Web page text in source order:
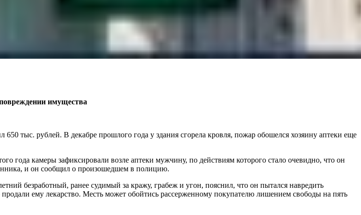
имущества
тыс. рублей. В декабре прошлого года у здания сгорела кровля, пожар обошелся хозяину аптеки еще
года камеры зафиксировали возле аптеки мужчину, по действиям которого стало очевидно, что он
и он сообщил о произошедшем в полицию.
безработный, ранее судимый за кражу, грабеж и угон, пояснил, что он пытался навредить
ему лекарство. Месть может обойтись рассерженному покупателю лишением свободы на пять